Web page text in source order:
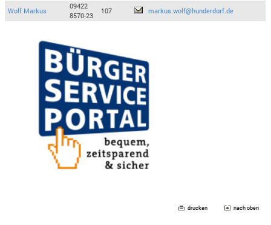
Wolf Markus
09422
8570-23
107 markus.wolf@hunderdorf.de
drucken nach oben